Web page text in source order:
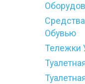
Обувью
Тележки